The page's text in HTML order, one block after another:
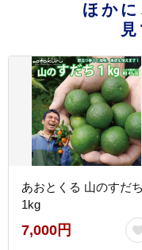
ほか
あおとくる 山のすだち
1kg
7,000円